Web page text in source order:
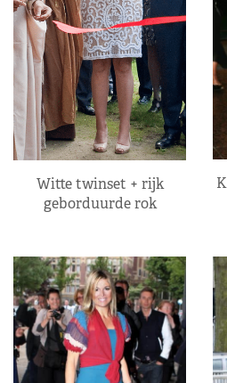
Witte twinset + rijk
geborduurde rok